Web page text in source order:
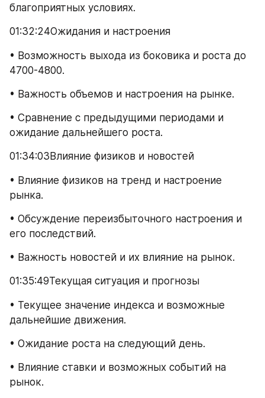
благоприятных условиях.
01:32:24Ожидания и настроения
• Возможность выхода из боковика и роста до
4700-4800.
• Важность объемов и настроения на рынке.
• Сравнение с предыдущими периодами и
ожидание дальнейшего роста.
01:34:03Влияние физиков и новостей
• Влияние физиков на тренд и настроение
рынка.
• Обсуждение переизбыточного настроения и
его последствий.
• Важность новостей и их влияние на рынок.
01:35:49Текущая ситуация и прогнозы
• Текущее значение индекса и возможные
дальнейшие движения.
• Ожидание роста на следующий день.
• Влияние ставки и возможных событий на
рынок.